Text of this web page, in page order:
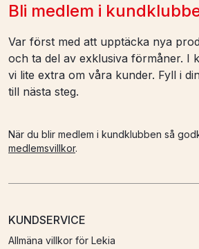
Bli medlem i
Var först med att upptäcka nya
och ta del av exklusiva förmåner. I
vi lite extra om våra kunder. Fyll i
till nästa steg.
När du blir medlem i kundklubben så
medlemsvillkor.
KUNDSERVICE
Allmäna villkor för Lekia